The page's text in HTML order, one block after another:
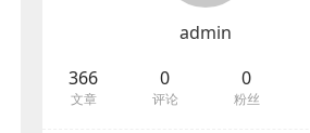
admin
366
文章
0
评论
0
粉丝